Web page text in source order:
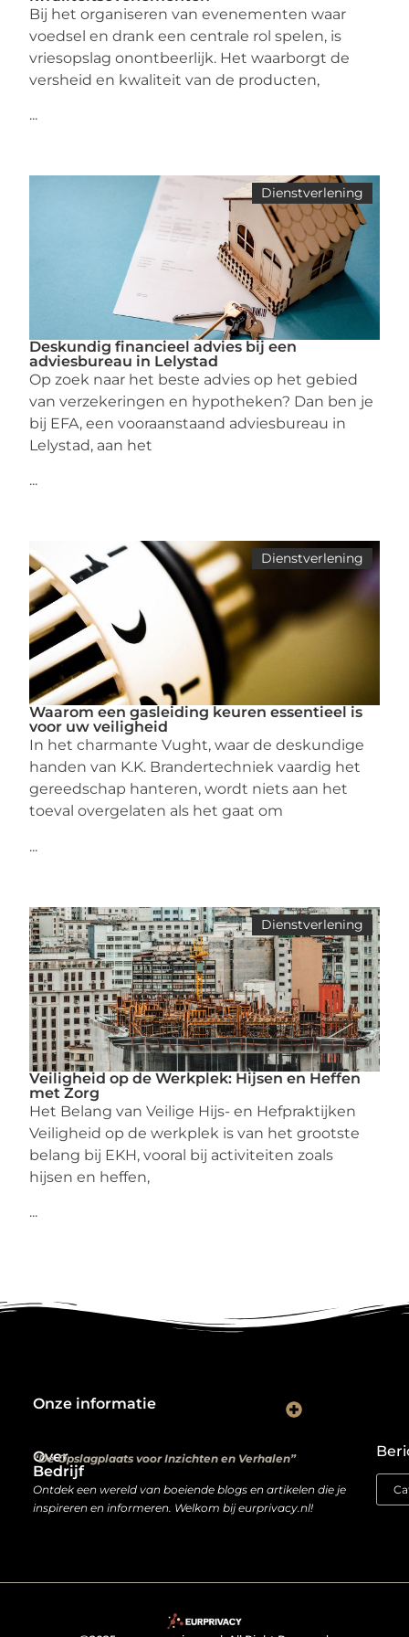
Bij het organiseren van evenementen waar
voedsel en drank een centrale rol spelen, is
vriesopslag onontbeerlijk. Het waarborgt de
versheid en kwaliteit van de producten,
...
Dienstverlening
Deskundig financieel advies bij een
adviesbureau in Lelystad
Op zoek naar het beste advies op het gebied
van verzekeringen en hypotheken? Dan ben je
bij EFA, een vooraanstaand adviesbureau in
Lelystad, aan het
...
Dienstverlening
Waarom een gasleiding keuren essentieel is
voor uw veiligheid
In het charmante Vught, waar de deskundige
handen van K.K. Brandertechniek vaardig het
gereedschap hanteren, wordt niets aan het
toeval overgelaten als het gaat om
...
Dienstverlening
Veiligheid op de Werkplek: Hijsen en Heffen
met Zorg
Het Belang van Veilige Hijs- en Hefpraktijken
Veiligheid op de werkplek is van het grootste
belang bij EKH, vooral bij activiteiten zoals
hijsen en heffen,
...
Over
Bedrijf
“De Opslagplaats voor Inzichten en Verhalen”
Ontdek een wereld van boeiende blogs en artikelen die je
inspireren en informeren. Welkom bij eurprivacy.nl!
Onze informatie